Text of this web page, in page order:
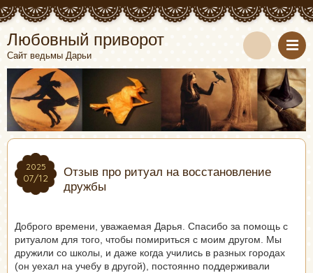
Любовный приворот
Сайт ведьмы Дарьи
2025
07/12
2025
07/12
Отзыв про ритуал на восстановление
дружбы
Доброго времени, уважаемая Дарья. Спасибо за помощь с
ритуалом для того, чтобы помириться с моим другом. Мы
дружили со школы, и даже когда учились в разных городах
(он уехал на учебу в другой), постоянно поддерживали